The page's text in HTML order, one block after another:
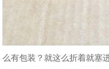
么有包装？就这么折着就塞